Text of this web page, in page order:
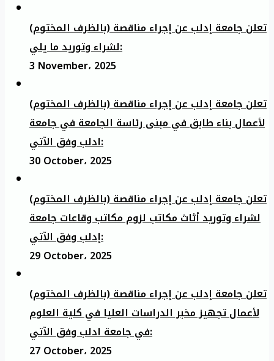
تعلن جامعة إدلب عن إجراء مناقصة (بالظرف المختوم)
لشراء وتوريد ما يلي:
3 November، 2025
تعلن جامعة إدلب عن إجراء مناقصة (بالظرف المختوم)
لأعمال بناء طابق في مبنى رئاسة الجامعة في جامعة
ادلب وفق الآتي:
30 October، 2025
تعلن جامعة إدلب عن إجراء مناقصة (بالظرف المختوم)
لشراء وتوريد أثاث مكاتب لزوم مكاتب وقاعات جامعة
إدلب وفق الآتي:
29 October، 2025
تعلن جامعة إدلب عن إجراء مناقصة (بالظرف المختوم)
لأعمال تجهيز مخبر الدراسات العليا في كلية العلوم
في جامعة ادلب وفق الآتي:
27 October، 2025